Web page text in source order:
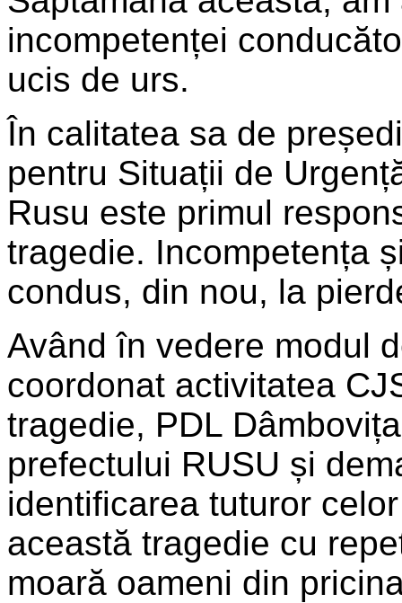
incompetenței
ucis de urs.
În calitatea sa de
pentru Situații de
Rusu este primul
tragedie. Incompetența
condus, din nou, la
Având în vedere modul
coordonat activitatea
tragedie, PDL
prefectului RUSU și
identificarea tuturor
această tragedie cu
moară oameni din